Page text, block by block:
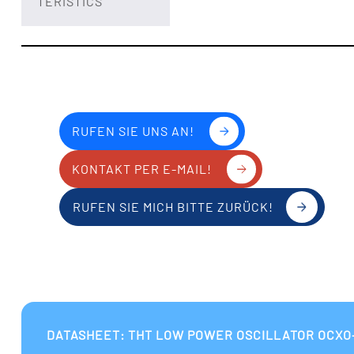
RUFEN SIE UNS AN!
KONTAKT PER E-MAIL!
RUFEN SIE MICH BITTE ZURÜCK!
DATASHEET: THT LOW POWER OSCILLATOR